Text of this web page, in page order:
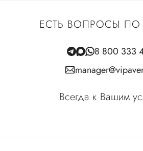
ЕСТЬ ВОПРОСЫ ПО
8 800 333
Всегда к Вашим